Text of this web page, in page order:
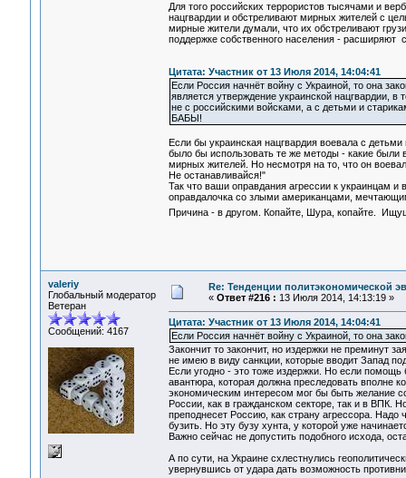
Для того российских террористов тысячами и
нацгвардии и обстреливают мирных жителей с
мирные жители думали, что их обстреливают
поддержке собственного населения - расширяют
Цитата: Участник от 13 Июля 2014, 14:04:41
Если Россия начнёт войну с Украиной, то она
является утверждение украинской нацгвардии,
не с российскими войсками, а с детьми и
БАБЫ!
Если бы украинская нацгвардия воевала с
было бы использовать те же методы - какие
мирных жителей. Но несмотря на то, что он
Не останавливайся!"
Так что ваши оправдания агрессии к украинцам
оправдалочка со злыми американцами,
Причина - в другом. Копайте, Шура, копайте.
valeriy
Глобальный модератор
Ветеран
Сообщений: 4167
Re: Тенденции политэкономической
« Ответ #216 : 13 Июля 2014, 14:13:19 »
Цитата: Участник от 13 Июля 2014, 14:04:41
Если Россия начнёт войну с Украиной, то она
Закончит то закончит, но издержки не преминут
не имею в виду санкции, которые вводит Запад
Если угодно - это тоже издержки. Но если помощь
авантюра, которая должна преследовать вполне
экономическим интересом мог бы быть желание
России, как в гражданском секторе, так и в ВПК.
преподнесет Россию, как страну агрессора. Надо
бузить. Но эту бузу хунта, у которой уже
Важно сейчас не допустить подобного исхода,
А по сути, на Украине схлестнулись
увернувшись от удара дать возможность